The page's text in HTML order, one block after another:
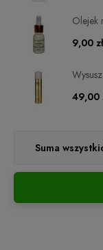
49,00
Olejek
9,00 zł
Suma